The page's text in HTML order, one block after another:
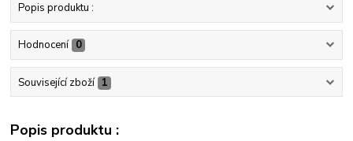
Popis produktu :
Hodnocení 0
Související zboží 1
Popis produktu :